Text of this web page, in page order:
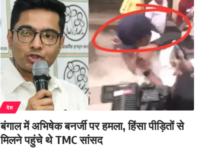
देश
बंगाल में अभिषेक बनर्जी पर हमला, हिंसा पीड़ितों से
मिलने पहुंचे थे TMC सांसद